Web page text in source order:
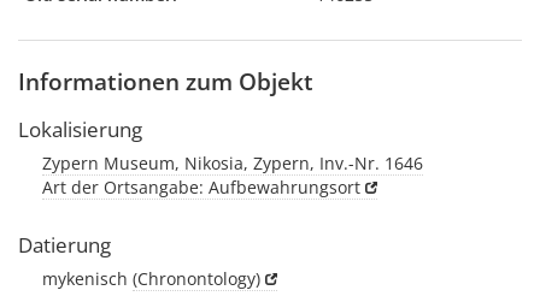
Informationen zum Objekt
Lokalisierung
Zypern Museum, Nikosia, Zypern, Inv.-Nr. 1646
Art der Ortsangabe: Aufbewahrungsort
Datierung
mykenisch (Chronontology)